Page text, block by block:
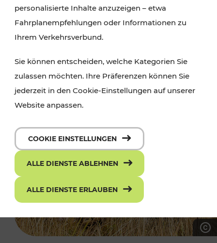
personalisierte Inhalte anzuzeigen – etwa
Fahrplanempfehlungen oder Informationen zu
Ihrem Verkehrsverbund.
Sie können entscheiden, welche Kategorien Sie
zulassen möchten. Ihre Präferenzen können Sie
jederzeit in den Cookie-Einstellungen auf unserer
Website anpassen.
COOKIE EINSTELLUNGEN
ALLE DIENSTE ABLEHNEN
ALLE DIENSTE ERLAUBEN